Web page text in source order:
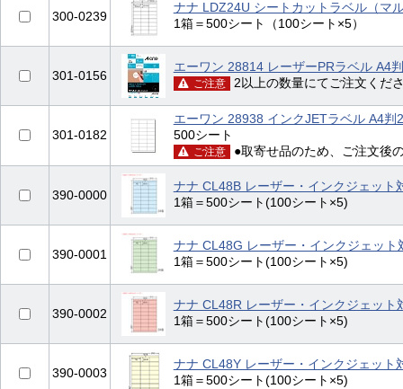
300-0239
ナナ LDZ24U シートカットラベル（マ
1箱＝500シート（100シート×5）
301-0156
エーワン 28814 レーザーPRラベル A4
ご注意 2以上の数量にてご注文くだ
301-0182
エーワン 28938 インクJETラベル A4判
500シート
ご注意 ●取寄せ品のため、ご注文後
390-0000
ナナ CL48B レーザー・インクジェット
1箱＝500シート(100シート×5)
390-0001
ナナ CL48G レーザー・インクジェット
1箱＝500シート(100シート×5)
390-0002
ナナ CL48R レーザー・インクジェット
1箱＝500シート(100シート×5)
390-0003
ナナ CL48Y レーザー・インクジェット
1箱＝500シート(100シート×5)